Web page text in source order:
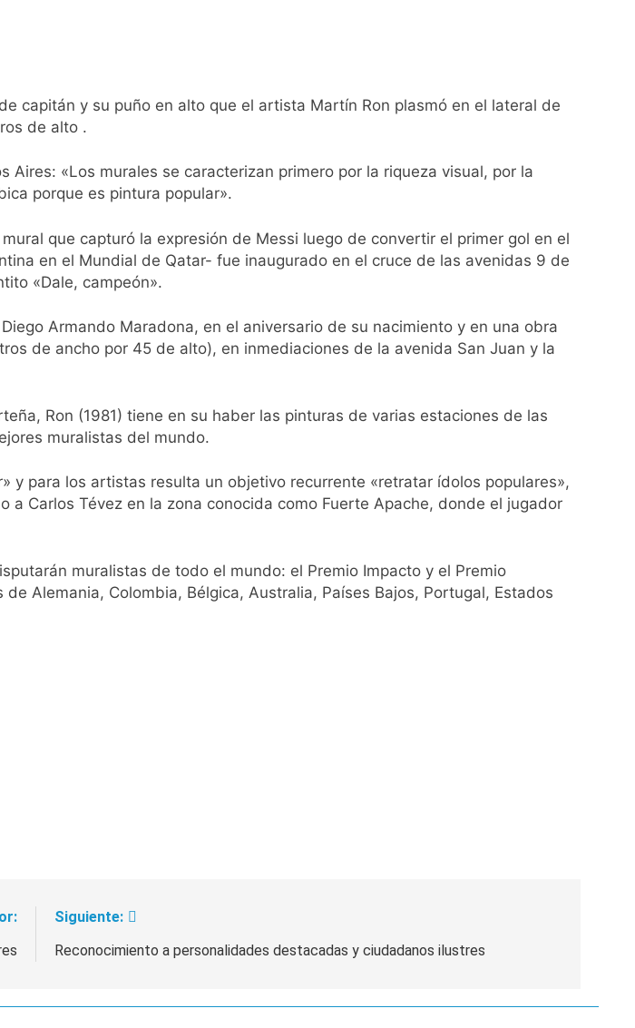
y calificó a los responsables como «delincuentes anarquistas»
el tiempo y llegan las temperaturas más bajas de la semana
7 de agosto y qué representa para los argentinos
el Gobierno debió eliminar otro capítulo
contra la Ley de Propiedad Privada: hubo detenidos y
de llover y llega una ola de frío con mínimas cercanas a 1°C
capitán y su puño en alto que el artista Martín Ron plasmó en el lateral de
de alto .
«Los murales se caracterizan primero por la riqueza visual, por la
porque es pintura popular».
que capturó la expresión de Messi luego de convertir el primer gol en el
en el Mundial de Qatar- fue inaugurado en el cruce de las avenidas 9 de
«Dale, campeón».
Armando Maradona, en el aniversario de su nacimiento y en una obra
de ancho por 45 de alto), en inmediaciones de la avenida San Juan y la
Ron (1981) tiene en su haber las pinturas de varias estaciones de las
muralistas del mundo.
y para los artistas resulta un objetivo recurrente «retratar ídolos populares»,
Carlos Tévez en la zona conocida como Fuerte Apache, donde el jugador
muralistas de todo el mundo: el Premio Impacto y el Premio
Alemania, Colombia, Bélgica, Australia, Países Bajos, Portugal, Estados
Siguiente:
Reconocimiento a personalidades destacadas y ciudadanos ilustres